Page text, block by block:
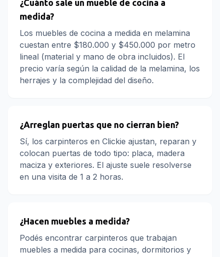
¿Cuánto sale un mueble de cocina a
medida?
Los muebles de cocina a medida en melamina
cuestan entre $180.000 y $450.000 por metro
lineal (material y mano de obra incluidos). El
precio varía según la calidad de la melamina, los
herrajes y la complejidad del diseño.
¿Arreglan puertas que no cierran bien?
Sí, los carpinteros en Clickie ajustan, reparan y
colocan puertas de todo tipo: placa, madera
maciza y exteriores. El ajuste suele resolverse
en una visita de 1 a 2 horas.
¿Hacen muebles a medida?
Podés encontrar carpinteros que trabajan
muebles a medida para cocinas, dormitorios y